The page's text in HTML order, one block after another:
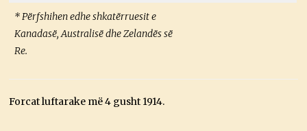
* Përfshihen edhe shkatërruesit e
Kanadasë, Australisë dhe Zelandës së
Re.
Forcat luftarake më 4 gusht 1914.